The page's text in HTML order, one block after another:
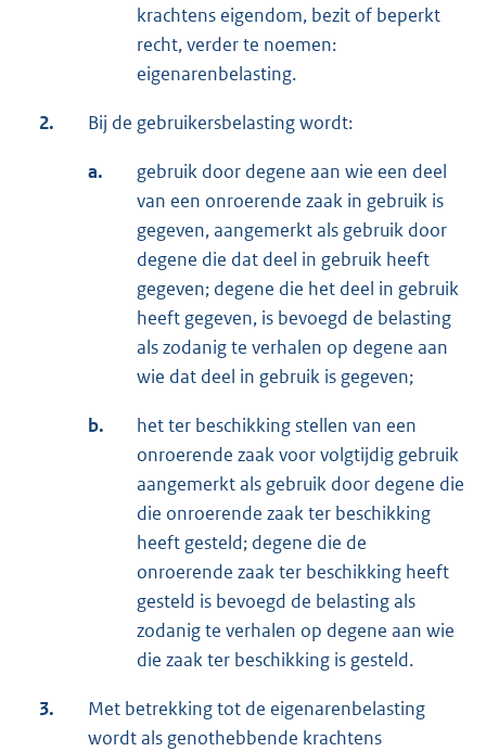
krachtens eigendom, bezit of beperkt
recht, verder te noemen:
eigenarenbelasting.
2. Bij de gebruikersbelasting wordt:
a.
gebruik door degene aan wie een deel
van een onroerende zaak in gebruik is
gegeven, aangemerkt als gebruik door
degene die dat deel in gebruik heeft
gegeven; degene die het deel in gebruik
heeft gegeven, is bevoegd de belasting
als zodanig te verhalen op degene aan
wie dat deel in gebruik is gegeven;
b.
het ter beschikking stellen van een
onroerende zaak voor volgtijdig gebruik
aangemerkt als gebruik door degene die
die onroerende zaak ter beschikking
heeft gesteld; degene die de
onroerende zaak ter beschikking heeft
gesteld is bevoegd de belasting als
zodanig te verhalen op degene aan wie
die zaak ter beschikking is gesteld.
3.
Met betrekking tot de eigenarenbelasting
wordt als genothebbende krachtens